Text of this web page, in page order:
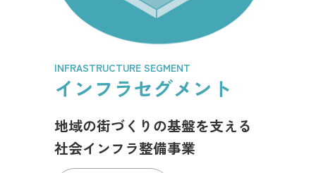
INFRASTRUCTURE SEGMENT
インフラセグメント
地域の街づくりの基盤を支える
社会インフラ整備事業